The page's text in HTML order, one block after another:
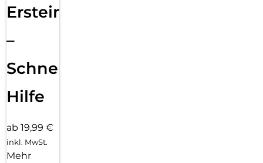
Ersteinrichtung
–
Schnelle
Hilfe
ab 19,99 €
inkl. MwSt.
Mehr